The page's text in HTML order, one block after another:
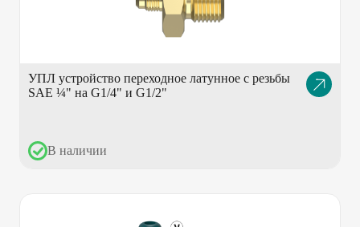
УПЛ устройство переходное латунное с резьбы
SAE ¼" на G1/4" и G1/2"
Описание
товара
В наличии